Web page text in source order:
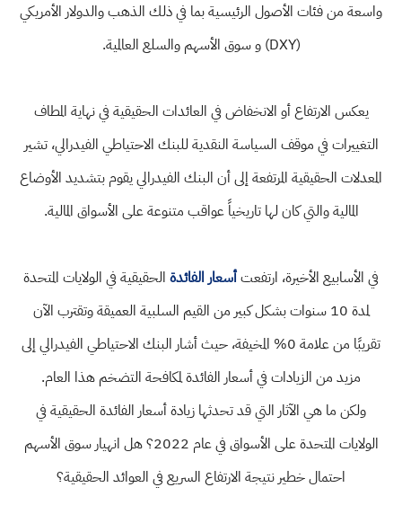
واسعة من فئات الأصول الرئيسية بما في ذلك الذهب والدولار الأمريكي
(DXY) و سوق الأسهم والسلع العالمية.
يعكس الارتفاع أو الانخفاض في العائدات الحقيقية في نهاية المطاف
التغييرات في موقف السياسة النقدية للبنك الاحتياطي الفيدرالي، تشير
المعدلات الحقيقية المرتفعة إلى أن البنك الفيدرالي يقوم بتشديد الأوضاع
المالية والتي كان لها تاريخياً عواقب متنوعة على الأسواق المالية.
في الأسابيع الأخيرة، ارتفعتأسعار الفائدة الحقيقية في الولايات المتحدة
لمدة 10 سنوات بشكل كبير من القيم السلبية العميقة وتقترب الآن
تقريبًا من علامة 0% المخيفة، حيث أشار البنك الاحتياطي الفيدرالي إلى
مزيد من الزيادات في أسعار الفائدة لمكافحة التضخم هذا العام.
ولكن ما هي الآثار التي قد تحدثها زيادة أسعار الفائدة الحقيقية في
الولايات المتحدة على الأسواق في عام 2022؟ هل انهيار سوق الأسهم
احتمال خطير نتيجة الارتفاع السريع في العوائد الحقيقية؟